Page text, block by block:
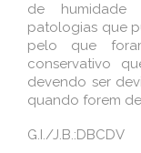
de humidade
patologias que
pelo que
conservativo
devendo ser
quando forem
G.I./J.B.:DBCDV